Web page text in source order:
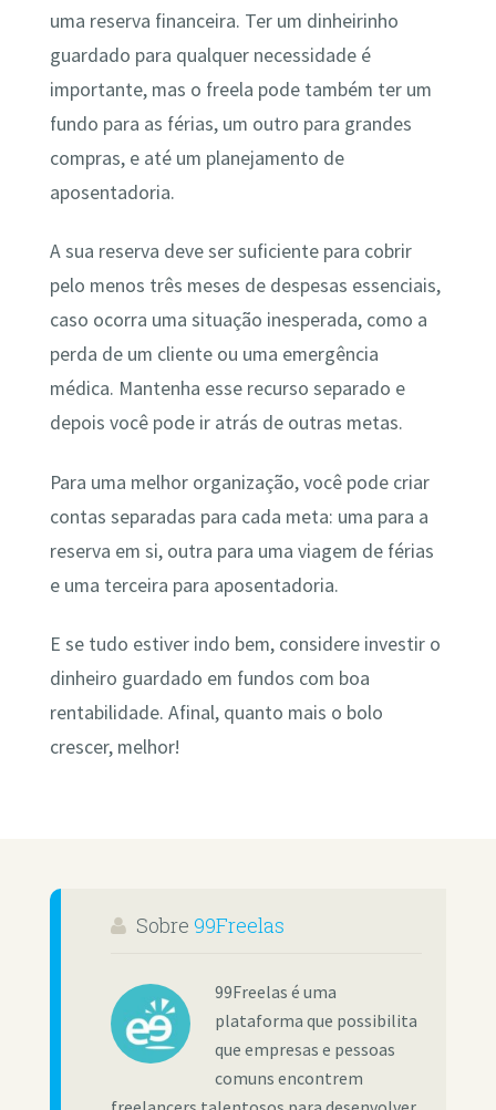
uma reserva financeira. Ter um dinheirinho
guardado para qualquer necessidade é
importante, mas o freela pode também ter um
fundo para as férias, um outro para grandes
compras, e até um planejamento de
aposentadoria.
A sua reserva deve ser suficiente para cobrir
pelo menos três meses de despesas essenciais,
caso ocorra uma situação inesperada, como a
perda de um cliente ou uma emergência
médica. Mantenha esse recurso separado e
depois você pode ir atrás de outras metas.
Para uma melhor organização, você pode criar
contas separadas para cada meta: uma para a
reserva em si, outra para uma viagem de férias
e uma terceira para aposentadoria.
E se tudo estiver indo bem, considere investir o
dinheiro guardado em fundos com boa
rentabilidade. Afinal, quanto mais o bolo
crescer, melhor!
Sobre 99Freelas
99Freelas é uma
plataforma que possibilita
que empresas e pessoas
comuns encontrem